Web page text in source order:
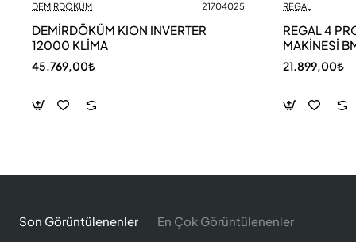
DEMİRDÖKÜM 21704025
DEMİRDÖKÜM KION INVERTER
12000 KLİMA
45.769,00₺
REGAL
REGAL 4
MAKİNESİ
21.899,00₺
Son Görüntülenenler En Çok Görüntülenenler